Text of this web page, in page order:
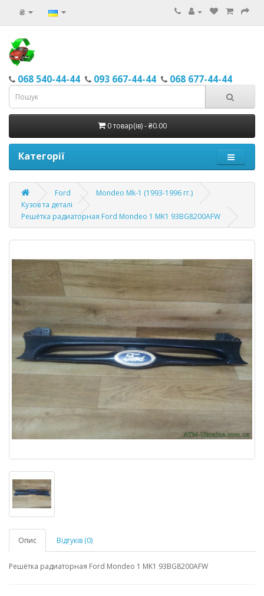
₴
068 540-44-44 093 667-44-44 068 677-44-44
0 товар(ів) - ₴0.00
Категорії
Ford
Mondeo Mk-1 (1993-1996 гг.)
Кузов та деталі
Решётка радиаторная Ford Mondeo 1 MK1 93BG8200AFW
Опис Відгуків (0)
Решётка радиаторная Ford Mondeo 1 MK1 93BG8200AFW